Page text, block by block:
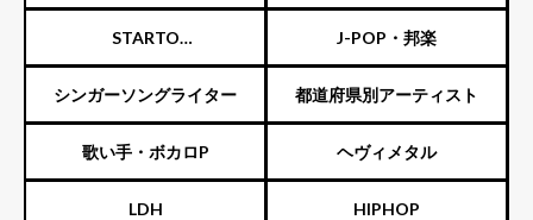
STARTO
ENTERTAINMENT（旧ジャニ
ーズ）
J-POP・邦楽
シンガーソングライター 都道府県別アーティスト
歌い手・ボカロP ヘヴィメタル
LDH HIPHOP